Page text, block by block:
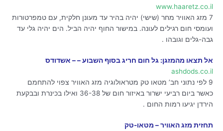
www.haaretz.co.il
7 מזג האוויר מחר (שישי) יהיה בהיר עד מעונן חלקית, עם טמפרטורות
ועומסי חום רגילים לעונה. במישור החוף יהיה הביל. הים יהיה גלי עד
גבה-גלים וגובהו .
אל תצאו מהמזגן: גל חום חריג בסוף השבוע – – אשדודס
ashdods.co.il
9 לפי נתוני חב’ מטאו טק מטראולוגיה מזג האוויר צפוי להתחמם
כאשר ביום רביעי ישרור באיזור חום של 36-38 ואילו בכינרת ובבקעת
הירדן יגיעו רמות החום .
תחזית מזג האוויר – מטאו-טק